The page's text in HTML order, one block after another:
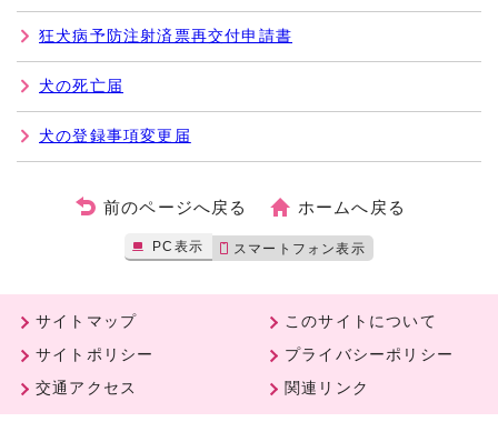
狂犬病予防注射済票再交付申請書
犬の死亡届
犬の登録事項変更届
前のページへ戻る ホームへ戻る
PC表示 スマートフォン表示
サイトマップ
このサイトについて
サイトポリシー
プライバシーポリシー
交通アクセス
関連リンク